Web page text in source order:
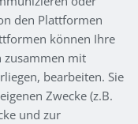
den Plattformen
können Ihre
zusammen mit
bearbeiten. Sie
Zwecke (z.B.
und zur